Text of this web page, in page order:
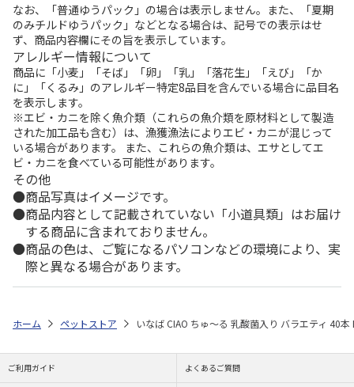
なお、「普通ゆうパック」の場合は表示しません。また、「夏期
のみチルドゆうパック」などとなる場合は、記号での表示はせ
ず、商品内容欄にその旨を表示しています。
アレルギー情報について
商品に「小麦」「そば」「卵」「乳」「落花生」「えび」「か
に」「くるみ」のアレルギー特定8品目を含んでいる場合に品目名
を表示します。
※エビ・カニを除く魚介類（これらの魚介類を原材料として製造
された加工品も含む）は、漁獲漁法によりエビ・カニが混じって
いる場合があります。 また、これらの魚介類は、エサとしてエ
ビ・カニを食べている可能性があります。
その他
商品写真はイメージです。
商品内容として記載されていない「小道具類」はお届け
する商品に含まれておりません。
商品の色は、ご覧になるパソコンなどの環境により、実
際と異なる場合があります。
ホーム ペットストア いなば CIAO ちゅ～る 乳酸菌入り バラエティ 40本
ご利用ガイド よくあるご質問